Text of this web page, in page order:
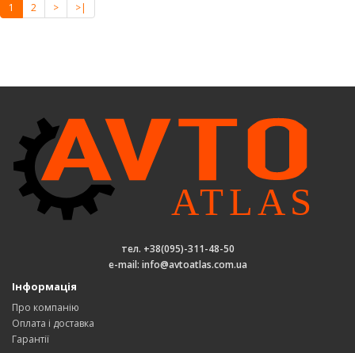
1 2 > >|
тел. +38(095)-311-48-50
e-mail: info@avtoatlas.com.ua
Інформація
Про компанію
Оплата і доставка
Гарантії